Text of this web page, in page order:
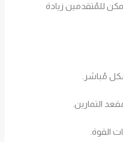
يُمكن للمُتقدمين زيادة
مُباشر.
التمارين.
القوة.